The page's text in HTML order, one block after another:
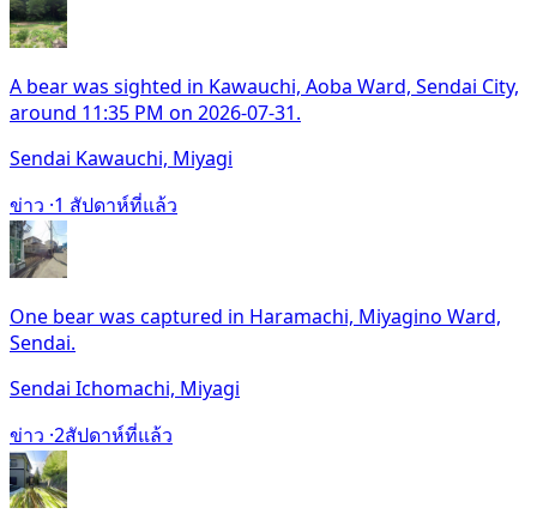
A bear was sighted in Kawauchi, Aoba Ward, Sendai City,
around 11:35 PM on 2026-07-31.
Sendai Kawauchi, Miyagi
ข่าว ·1 สัปดาห์ที่แล้ว
One bear was captured in Haramachi, Miyagino Ward,
Sendai.
Sendai Ichomachi, Miyagi
ข่าว ·2สัปดาห์ที่แล้ว